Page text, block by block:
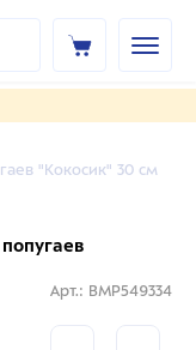
"Кокосик" 30 см
Арт.: BMP549334